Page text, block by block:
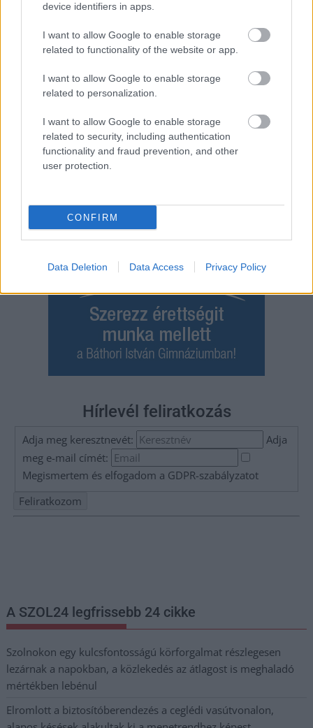
device identifiers in apps.
I want to allow Google to enable storage
related to functionality of the website or app.
I want to allow Google to enable storage
related to personalization.
I want to allow Google to enable storage
related to security, including authentication
functionality and fraud prevention, and other
user protection.
CONFIRM
Data Deletion Data Access Privacy Policy
TOVÁBB OLVASOM
ünnepség
Bejegyzés
navigáció
Régebbi bejegyzések
Hírlevél feliratkozás
Adja meg keresztnevét:
Adja
meg e-mail címét:
Megismertem és elfogadom a GDPR-szabályzatot
A SZOL24 legfrissebb 24 cikke
Szolnokon egy kulcsfontosságú körforgalmat részlegesen
lezárnak a napokban, a közlekedés az átlagost is meghaladó
mértékben lebénul
Elromlott a biztosítóberendezés a ceglédi vasútvonalon,